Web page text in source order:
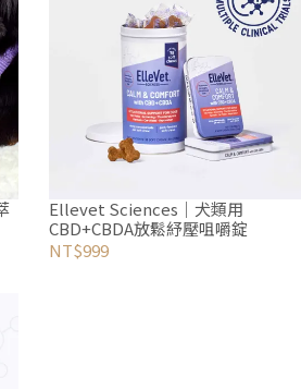
Ellevet Sciences｜犬類用
CBD+CBDA放鬆紓壓咀嚼錠
NT$999